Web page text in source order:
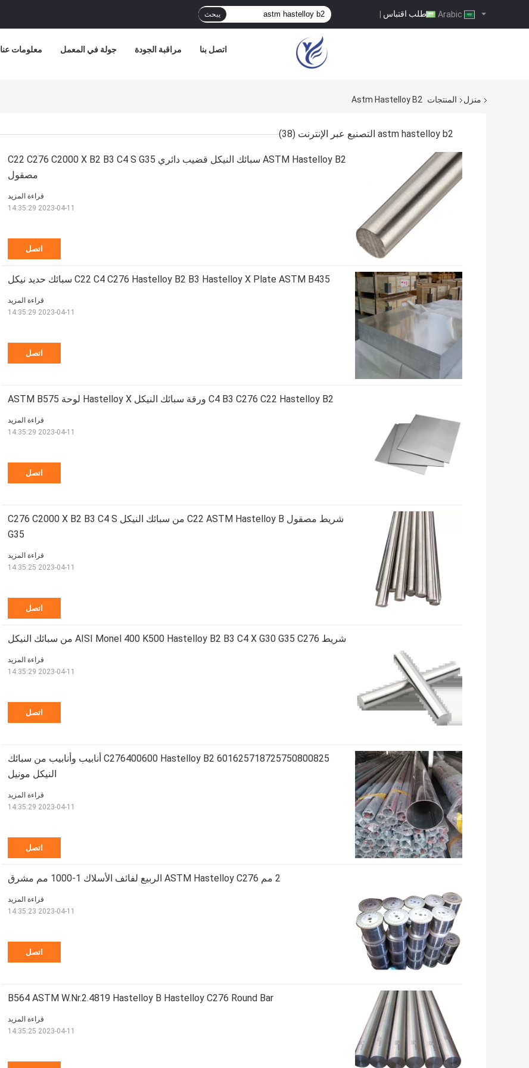
طلب اقتباس | يبحث
معلومات عنا جولة في المعمل مراقبة الجودة اتصل بنا
منزل المنتجات Astm Hastelloy B2
astm hastelloy b2 التصنيع عبر الإنترنت (38)
ASTM Hastelloy B2 سبائك النيكل قضيب دائري C22 C276 C2000 X B2 B3 C4 S G35
مصقول
اتصل
قراءة المزيد
2023-04-11 14:35:29
C22 C4 C276 Hastelloy B2 B3 Hastelloy X Plate ASTM B435 سبائك حديد نيكل
اتصل
قراءة المزيد
2023-04-11 14:35:29
C4 B3 C276 C22 Hastelloy B2 ورقة سبائك النيكل Hastelloy X لوحة ASTM B575
اتصل
قراءة المزيد
2023-04-11 14:35:29
شريط مصقول C22 ASTM Hastelloy B من سبائك النيكل C276 C2000 X B2 B3 C4 S
G35
اتصل
قراءة المزيد
2023-04-11 14:35:25
شريط AISI Monel 400 K500 Hastelloy B2 B3 C4 X G30 G35 C276 من سبائك النيكل
اتصل
قراءة المزيد
2023-04-11 14:35:29
C276400600 Hastelloy B2 601625718725750800825 أنابيب وأنابيب من سبائك
النيكل مونيل
اتصل
قراءة المزيد
2023-04-11 14:35:29
2 مم ASTM Hastelloy C276 الربيع لفائف الأسلاك 1-1000 مم مشرق
اتصل
قراءة المزيد
2023-04-11 14:35:23
B564 ASTM W.Nr.2.4819 Hastelloy B Hastelloy C276 Round Bar
قراءة المزيد
2023-04-11 14:35:25